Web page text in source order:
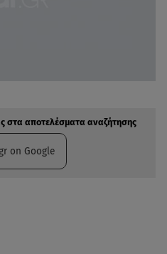
στα αποτελέσματα αναζήτησης
on Google